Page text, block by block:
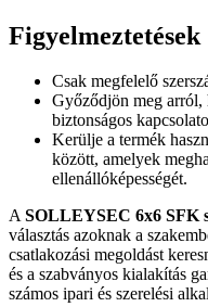
Figyelmeztetések
Csak megfelelő
Győződjön meg arról,
biztonságos
Kerülje a termék
között, amelyek
ellenállóképességét.
ASOLLEYSEC 6x6 SFK
választás azoknak a
csatlakozási megoldást
és a szabványos kialakítás
számos ipari és szerelési